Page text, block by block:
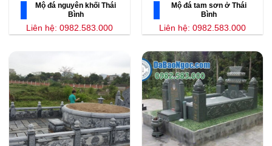
Mộ đá nguyên khối Thái
Bình
Liên hệ: 0982.583.000
Mộ đá tam sơn ở Thái
Bình
Liên hệ: 0982.583.000